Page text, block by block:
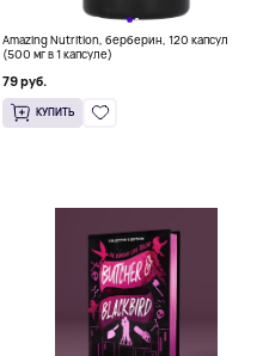
Amazing Nutrition, берберин, 120 капсул
(500 мг в 1 капсуле)
79 руб.
КУПИТЬ